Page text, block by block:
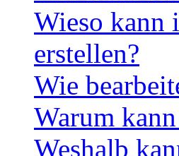
Wieso kann
erstellen?
Wie
Warum
Weshalb